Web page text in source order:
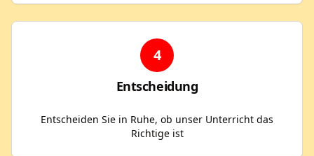
4
Entscheidung
Entscheiden Sie in Ruhe, ob unser Unterricht das
Richtige ist